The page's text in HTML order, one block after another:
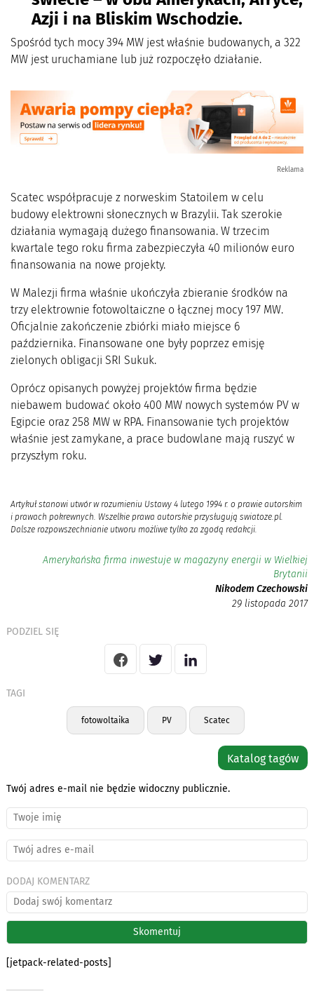
Azji i na Bliskim Wschodzie.
Spośród tych mocy 394 MW jest właśnie budowanych, a 322
MW jest uruchamiane lub już rozpoczęło działanie.
Reklama
Scatec współpracuje z norweskim Statoilem w celu
budowy elektrowni słonecznych w Brazylii. Tak szerokie
działania wymagają dużego finansowania. W trzecim
kwartale tego roku firma zabezpieczyła 40 milionów euro
finansowania na nowe projekty.
W Malezji firma właśnie ukończyła zbieranie środków na
trzy elektrownie fotowoltaiczne o łącznej mocy 197 MW.
Oficjalnie zakończenie zbiórki miało miejsce 6
października. Finansowane one były poprzez emisję
zielonych obligacji SRI Sukuk.
Oprócz opisanych powyżej projektów firma będzie
niebawem budować około 400 MW nowych systemów PV w
Egipcie oraz 258 MW w RPA. Finansowanie tych projektów
właśnie jest zamykane, a prace budowlane mają ruszyć w
przyszłym roku.
Artykuł stanowi utwór w rozumieniu Ustawy 4 lutego 1994 r. o prawie autorskim
i prawach pokrewnych. Wszelkie prawa autorskie przysługują swiatoze.pl.
Dalsze rozpowszechnianie utworu możliwe tylko za zgodą redakcji.
Amerykańska firma inwestuje w magazyny energii w Wielkiej
Brytanii
Nikodem Czechowski
29 listopada 2017
PODZIEL SIĘ
TAGI
fotowoltaika PV Scatec
Katalog tagów
Twój adres e-mail nie będzie widoczny publicznie.
DODAJ KOMENTARZ
[jetpack-related-posts]